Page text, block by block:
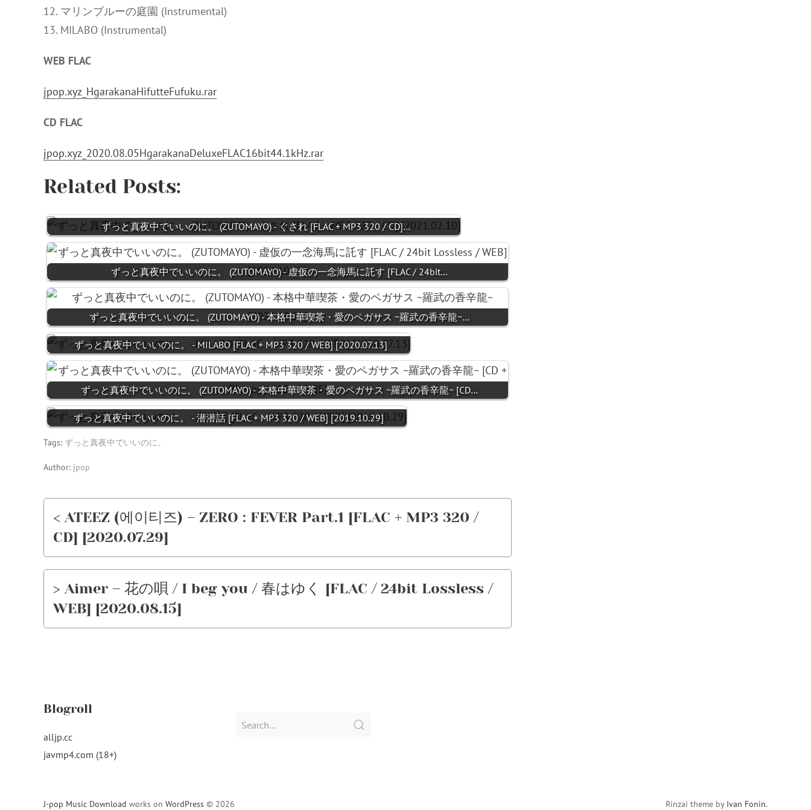
12. マリンブルーの庭園 (Instrumental)
13. MILABO (Instrumental)
WEB FLAC
jpop.xyz_HgarakanaHifutteFufuku.rar
CD FLAC
jpop.xyz_2020.08.05HgarakanaDeluxeFLAC16bit44.1kHz.rar
Related Posts:
ずっと真夜中でいいのに。 (ZUTOMAYO) - ぐされ [FLAC + MP3 320 / CD]…
ずっと真夜中でいいのに。 (ZUTOMAYO) - 虚仮の一念海馬に託す [FLAC / 24bit…
ずっと真夜中でいいのに。 (ZUTOMAYO) - 本格中華喫茶・愛のペガサス ~羅武の香辛龍~…
ずっと真夜中でいいのに。 - MILABO [FLAC + MP3 320 / WEB] [2020.07.13]
ずっと真夜中でいいのに。 (ZUTOMAYO) - 本格中華喫茶・愛のペガサス ~羅武の香辛龍~ [CD…
ずっと真夜中でいいのに。 - 潜潜話 [FLAC + MP3 320 / WEB] [2019.10.29]
Tags: ずっと真夜中でいいのに。
Author: jpop
< ATEEZ (에이티즈) – ZERO : FEVER Part.1 [FLAC + MP3 320 /
CD] [2020.07.29]
> Aimer – 花の唄 / I beg you / 春はゆく [FLAC / 24bit Lossless /
WEB] [2020.08.15]
Blogroll
alljp.cc
javmp4.com (18+)
Search
J-pop Music Download works on WordPress © 2026 Rinzai theme by Ivan Fonin.